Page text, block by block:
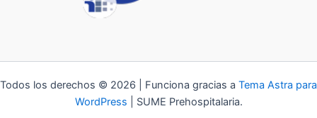
Todos los derechos © 2026 | Funciona gracias a Tema Astra para
WordPress | SUME Prehospitalaria.